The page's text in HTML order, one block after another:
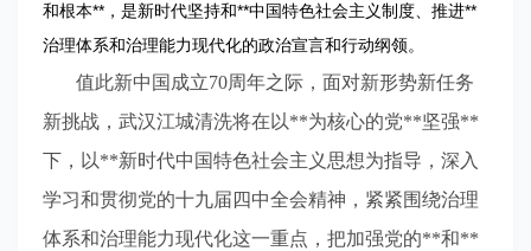
和根本**，是新时代坚持和**中国特色社会主义制度、推进**
治理体系和治理能力现代化的政治宣言和行动纲领。
值此新中国成立70周年之际，面对新形势新任务
新挑战，武汉江城清洗将在以**为核心的党**坚强**
下，以**新时代中国特色社会主义思想为指导，深入
学习和贯彻党的十九届四中全会精神，紧紧围绕治理
体系和治理能力现代化这一重点，把加强党的**和**